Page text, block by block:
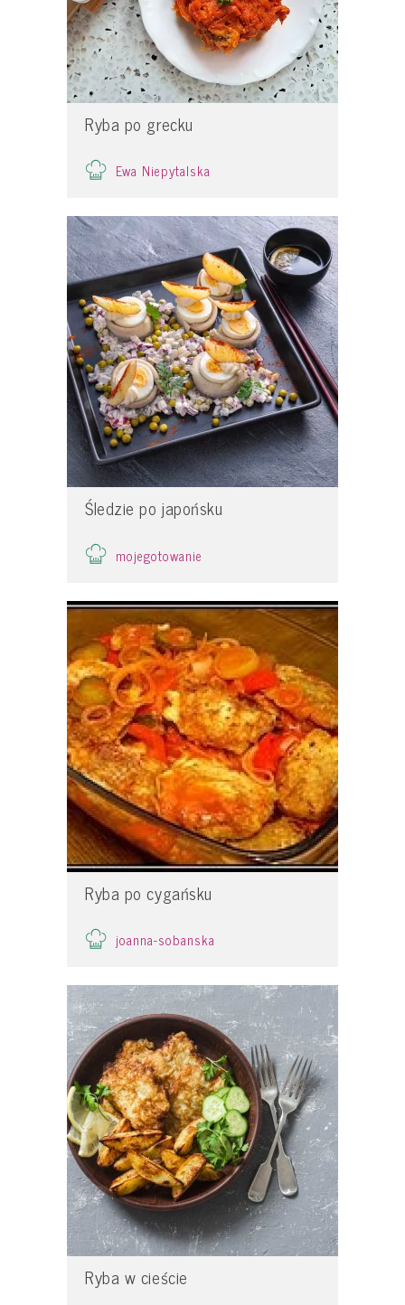
Ryba po grecku
Ewa Niepytalska
Śledzie po japońsku
mojegotowanie
Ryba po cygańsku
joanna-sobanska
Ryba w cieście